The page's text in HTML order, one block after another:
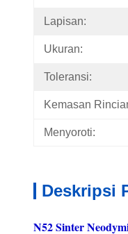
Lapisan:
Ukuran:
Toleransi:
Kemasan
Menyoroti:
Deskripsi
N52 Sinter